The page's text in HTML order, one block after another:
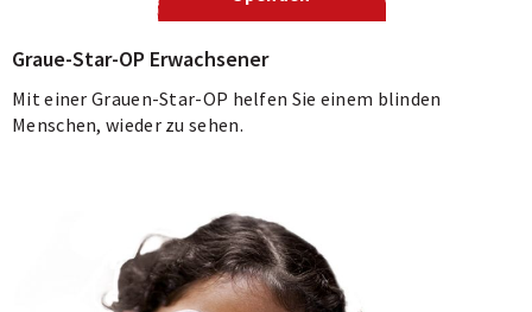
Graue-Star-OP Erwachsener
Mit einer Grauen-Star-OP helfen Sie einem blinden
Menschen, wieder zu sehen.